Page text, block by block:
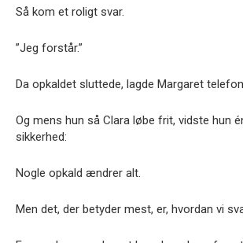
Så kom et roligt svar.
”Jeg forstår.”
Da opkaldet sluttede, lagde Margaret
Og mens hun så Clara løbe frit, vidste hun
sikkerhed:
Nogle opkald ændrer alt.
Men det, der betyder mest, er, hvordan vi